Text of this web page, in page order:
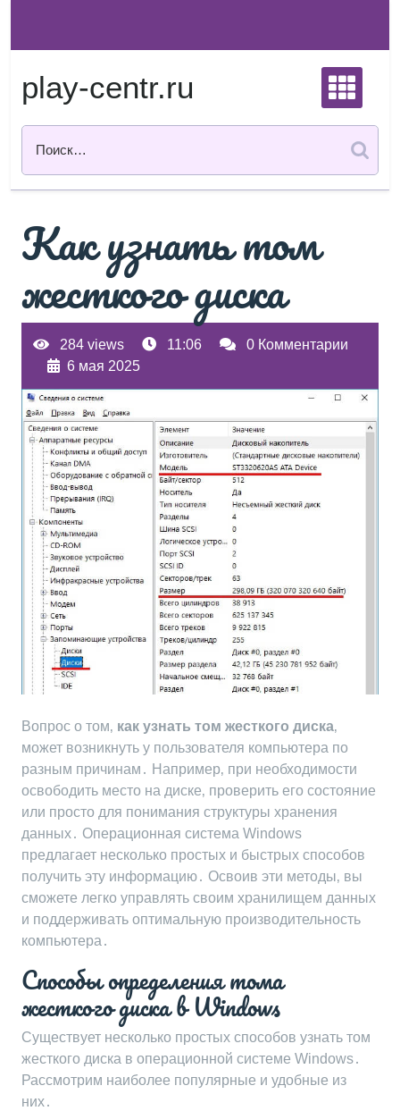
содержимому
play-centr.ru
Как узнать том
жесткого диска
284 views 11:06
0 Комментарии
6 мая 2025
Вопрос о том‚ как узнать том жесткого диска‚
может возникнуть у пользователя компьютера по
разным причинам․ Например‚ при необходимости
освободить место на диске‚ проверить его состояние
или просто для понимания структуры хранения
данных․ Операционная система Windows
предлагает несколько простых и быстрых способов
получить эту информацию․ Освоив эти методы‚ вы
сможете легко управлять своим хранилищем данных
и поддерживать оптимальную производительность
компьютера․
Способы определения тома
жесткого диска в Windows
Существует несколько простых способов узнать том
жесткого диска в операционной системе Windows․
Рассмотрим наиболее популярные и удобные из
них․